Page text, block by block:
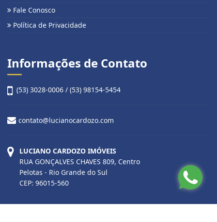
Fale Conosco
Política de Privacidade
Informações de Contato
(53) 3028-0006 / (53) 98154-5454
contato@lucianocardozo.com
LUCIANO CARDOZO IMÓVEIS
RUA GONÇALVES CHAVES 809, Centro
Pelotas - Rio Grande do Sul
CEP: 96015-560